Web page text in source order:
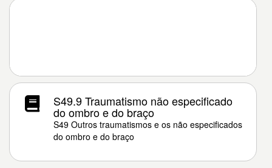
S49.9 Traumatismo não especificado
do ombro e do braço
S49 Outros traumatismos e os não especificados
do ombro e do braço